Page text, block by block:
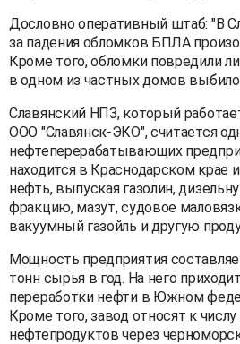
Дословно оперативный штаб: "В
за падения обломков БПЛА
Кроме того, обломки повредили
в одном из частных домов выбило
Славянский НПЗ, который
ООО "Славянск-ЭКО", считается
нефтеперерабатывающих
находится в Краснодарском крае
нефть, выпуская газолин,
фракцию, мазут, судовое
вакуумный газойль и другую
Мощность предприятия
тонн сырья в год. На него
переработки нефти в Южном
Кроме того, завод относят к
нефтепродуктов через